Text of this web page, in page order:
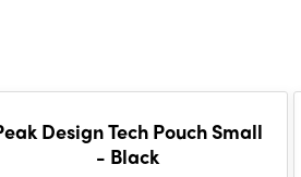
Design Tech Pouch Small
- Black